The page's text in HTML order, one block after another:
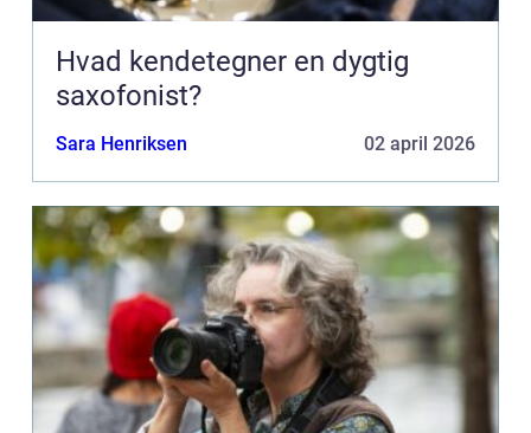
Hvad kendetegner en dygtig
saxofonist?
Sara Henriksen 02 april 2026